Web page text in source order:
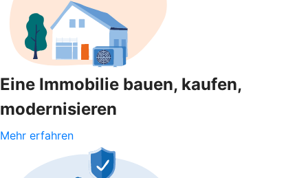
Eine Immobilie bauen, kaufen,
modernisieren
Mehr erfahren